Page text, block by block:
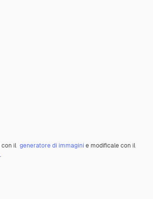
con il generatore di immagini e modificale con il
.